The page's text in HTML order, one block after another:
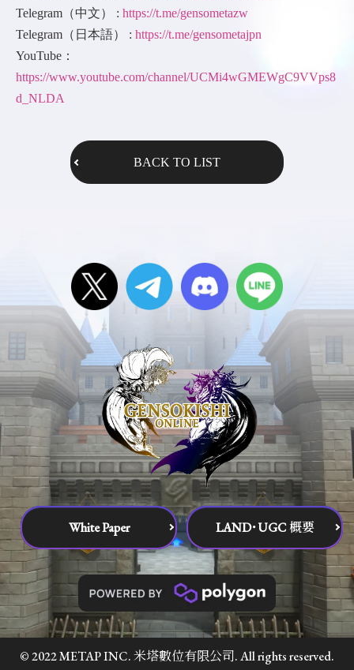
Telegram（中文） : https://t.me/gensometazw
Telegram（日本語） : https://t.me/gensometajpn
YouTube：
https://www.youtube.com/channel/UCMi4wGMEWgC9VVps8
d_NLDA
BACK TO LIST
White Paper LAND･UGC 概要
© 2022 METAP INC. 米塔數位有限公司. All rights reserved.